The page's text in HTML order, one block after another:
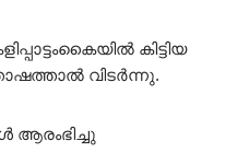
കിട്ടിയ
വിടർന്നു.
ആരംഭിച്ചു